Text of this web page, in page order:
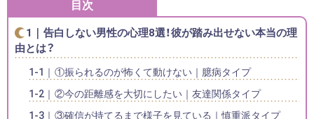
目次
告白しない男性の心理8選！彼が踏み出せない本当の理
由とは？
①振られるのが怖くて動けない｜臆病タイプ
②今の距離感を大切にしたい｜友達関係タイプ
③確信が持てるまで様子を見ている｜慎重派タイプ